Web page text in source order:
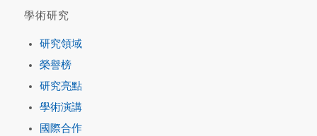
學術研究
研究領域
榮譽榜
研究亮點
學術演講
國際合作